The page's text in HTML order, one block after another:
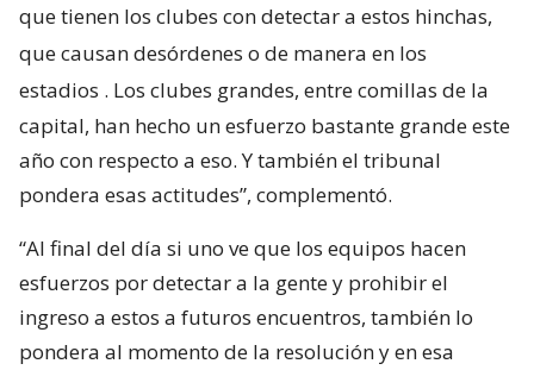
que tienen los clubes con detectar a estos hinchas,
que causan desórdenes o de manera en los
estadios . Los clubes grandes, entre comillas de la
capital, han hecho un esfuerzo bastante grande este
año con respecto a eso. Y también el tribunal
pondera esas actitudes”, complementó.
“Al final del día si uno ve que los equipos hacen
esfuerzos por detectar a la gente y prohibir el
ingreso a estos a futuros encuentros, también lo
pondera al momento de la resolución y en esa